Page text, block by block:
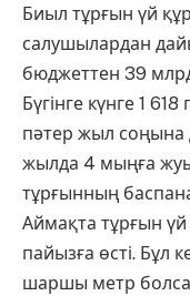
Биыл тұрғын үй
салушылардан
бюджеттен 39
Бүгінге күнге 1
пәтер жыл соңына
жылда 4 мыңға
тұрғынның
Аймақта тұрғын
пайызға өсті. Бұл
шаршы метр